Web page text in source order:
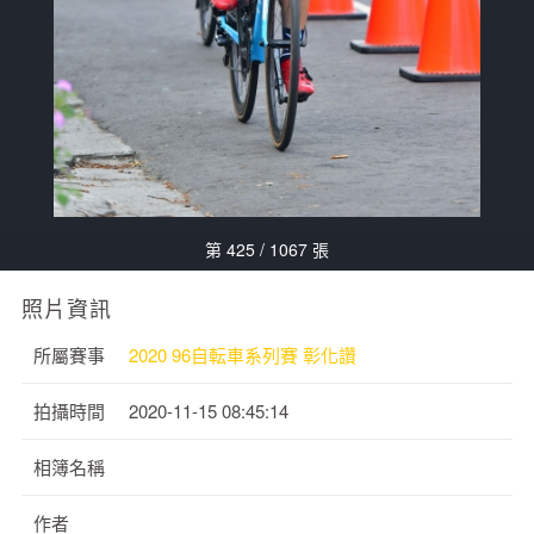
第 425 / 1067 張
照片資訊
所屬賽事 2020 96自転車系列賽 彰化讚
拍攝時間 2020-11-15 08:45:14
相簿名稱
作者